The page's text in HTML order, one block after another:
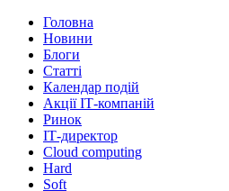
Головна
Новини
Блоги
Статті
Календар подій
Акції ІТ-компаній
Ринок
ІТ-директор
Cloud computing
Hard
Soft